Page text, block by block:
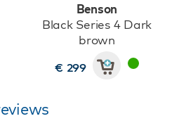
Benson
Black Series 4 Dark
brown
€ 299